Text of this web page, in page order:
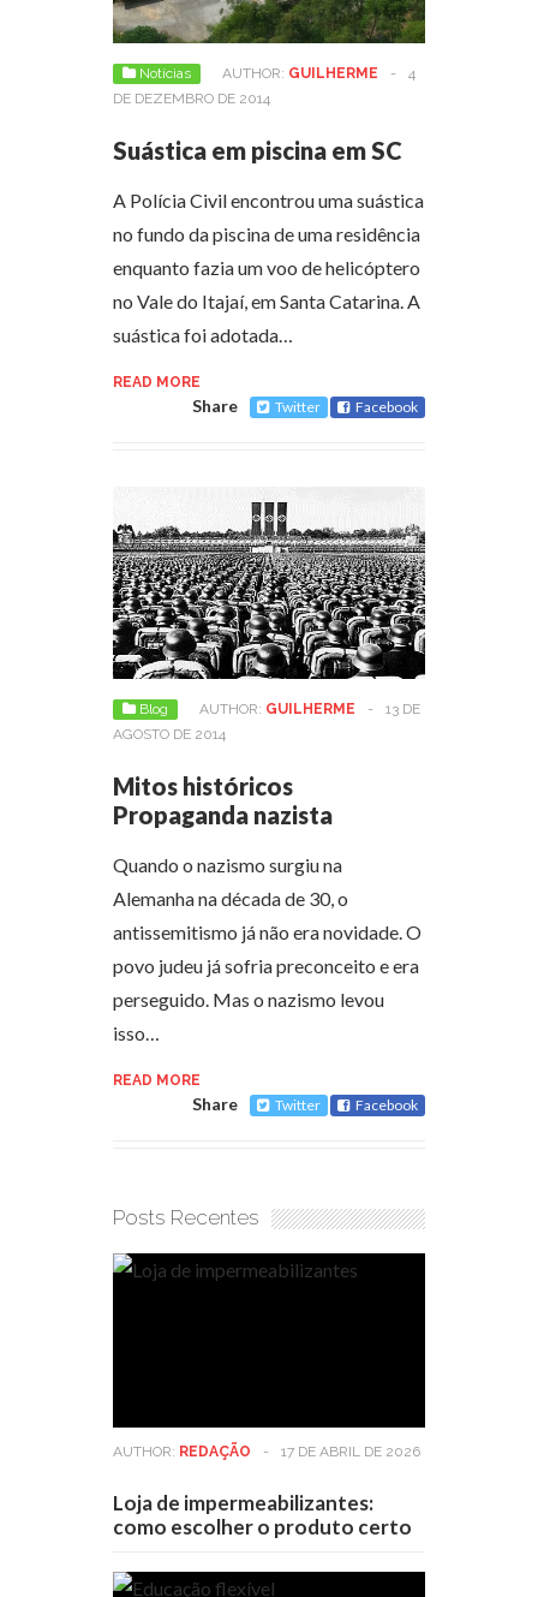
Notícias AUTHOR: GUILHERME -
4
DE DEZEMBRO DE 2014
Suástica em piscina em SC
A Polícia Civil encontrou uma suástica
no fundo da piscina de uma residência
enquanto fazia um voo de helicóptero
no Vale do Itajaí, em Santa Catarina. A
suástica foi adotada…
READ MORE
Share Twitter Facebook
Blog AUTHOR: GUILHERME -
13 DE
AGOSTO DE 2014
Mitos históricos
Propaganda nazista
Quando o nazismo surgiu na
Alemanha na década de 30, o
antissemitismo já não era novidade. O
povo judeu já sofria preconceito e era
perseguido. Mas o nazismo levou
isso…
READ MORE
Share Twitter Facebook
Posts Recentes
AUTHOR: REDAÇÃO - 17 DE ABRIL DE 2026
Loja de impermeabilizantes:
como escolher o produto certo